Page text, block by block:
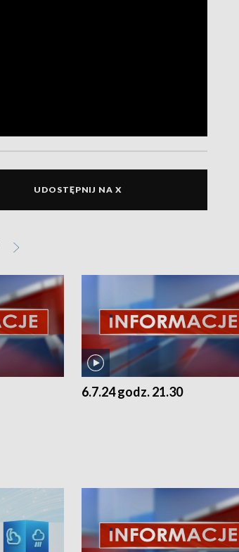
UDOSTĘPNIJ NA X
6.7.24 godz. 21.30